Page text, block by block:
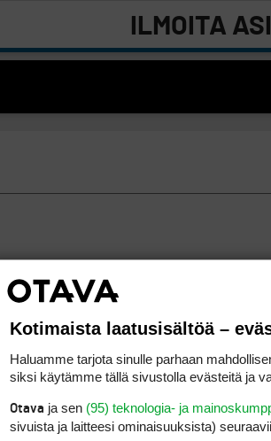
ILMOITA
Kotimaista laatusisältöä –
Haluamme tarjota sinulle parhaan
siksi käytämme tällä sivustolla evästeitä ja
Otava ja sen (95) teknologia- ja
sivuista ja laitteesi ominaisuuk­sista)